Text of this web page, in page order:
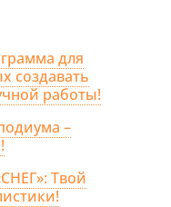
для
создавать
работы!
–
Твой